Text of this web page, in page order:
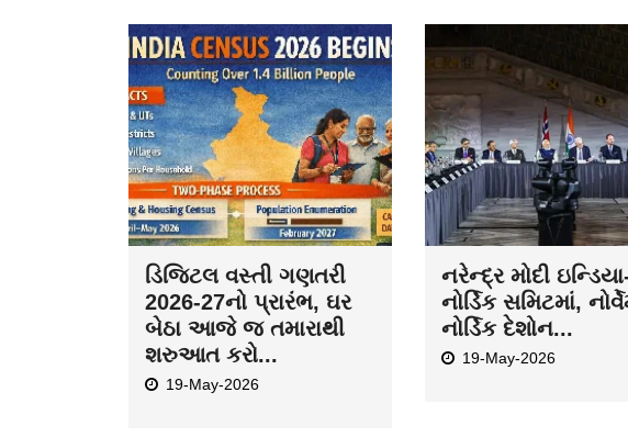
ભાવનગરમાં સરકારી
મેડિકલ કોલેજ અને સર
ટી. હોસ્પિટલમાં વિશ્વ
થેલેસ...
ઈરાન-અમેરિકા વચ્ચે
સમાપ્તિ તરફ ? બંને
પોતાની શરતો પર અ...